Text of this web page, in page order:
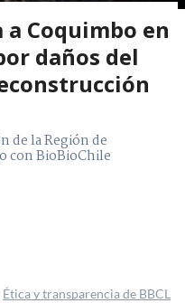
Coquimbo en
daños del
de la Región de
con BioBioChile
Ética y transparencia de BBCL